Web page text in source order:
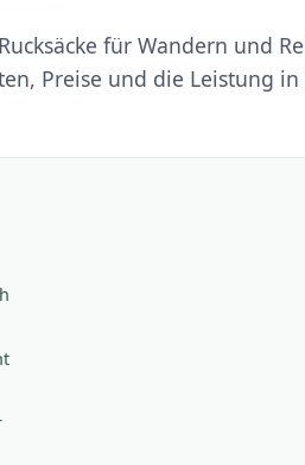
für Wandern und
Preise und die Leistung